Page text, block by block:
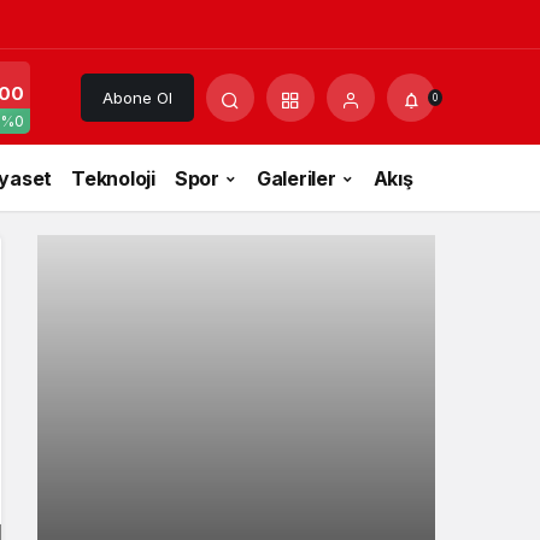
%0
Abone Ol 0
Teknoloji Spor Galeriler Akış